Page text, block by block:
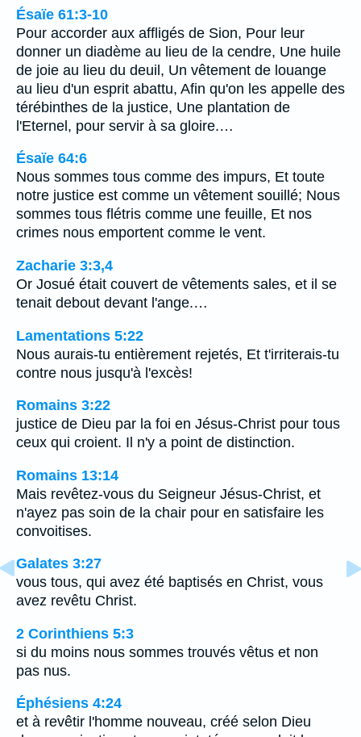
Ésaïe 61:3-10
Pour accorder aux affligés de Sion, Pour leur
donner un diadème au lieu de la cendre, Une huile
de joie au lieu du deuil, Un vêtement de louange
au lieu d'un esprit abattu, Afin qu'on les appelle des
térébinthes de la justice, Une plantation de
l'Eternel, pour servir à sa gloire.…
Ésaïe 64:6
Nous sommes tous comme des impurs, Et toute
notre justice est comme un vêtement souillé; Nous
sommes tous flétris comme une feuille, Et nos
crimes nous emportent comme le vent.
Zacharie 3:3,4
Or Josué était couvert de vêtements sales, et il se
tenait debout devant l'ange.…
Lamentations 5:22
Nous aurais-tu entièrement rejetés, Et t'irriterais-tu
contre nous jusqu'à l'excès!
Romains 3:22
justice de Dieu par la foi en Jésus-Christ pour tous
ceux qui croient. Il n'y a point de distinction.
Romains 13:14
Mais revêtez-vous du Seigneur Jésus-Christ, et
n'ayez pas soin de la chair pour en satisfaire les
convoitises.
Galates 3:27
vous tous, qui avez été baptisés en Christ, vous
avez revêtu Christ.
2 Corinthiens 5:3
si du moins nous sommes trouvés vêtus et non
pas nus.
Éphésiens 4:24
et à revêtir l'homme nouveau, créé selon Dieu